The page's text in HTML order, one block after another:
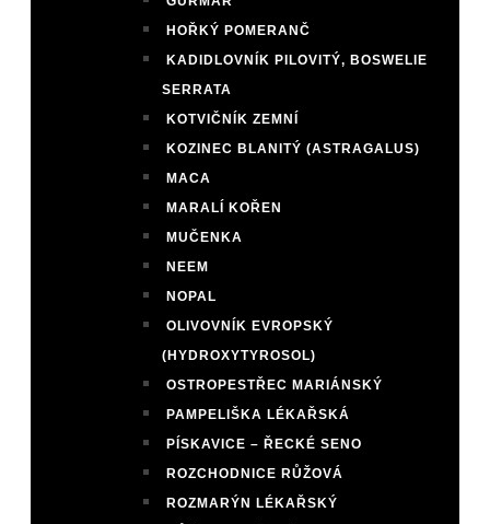
HOŘKÝ POMERANČ
KADIDLOVNÍK PILOVITÝ, BOSWELIE
SERRATA
KOTVIČNÍK ZEMNÍ
KOZINEC BLANITÝ (ASTRAGALUS)
MACA
MARALÍ KOŘEN
MUČENKA
NEEM
NOPAL
OLIVOVNÍK EVROPSKÝ
(HYDROXYTYROSOL)
OSTROPESTŘEC MARIÁNSKÝ
PAMPELIŠKA LÉKAŘSKÁ
PÍSKAVICE – ŘECKÉ SENO
ROZCHODNICE RŮŽOVÁ
ROZMARÝN LÉKAŘSKÝ